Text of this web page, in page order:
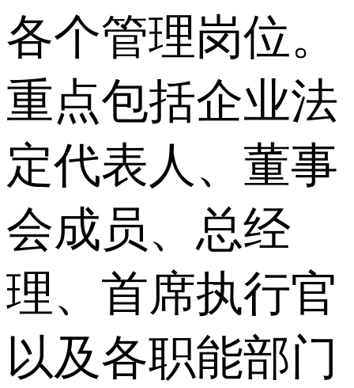
各个管理岗位。
重点包括企业法
定代表人、董事
会成员、总经
理、首席执行官
以及各职能部门